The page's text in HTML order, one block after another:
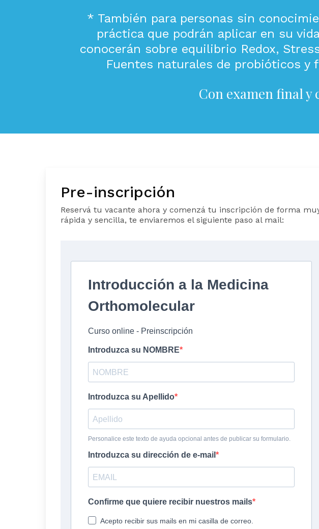
* También para personas sin
práctica que podrán aplicar en su
conocerán sobre equilibrio Redox,
Fuentes naturales de probióticos y
Con examen final y
Pre-inscripción
Reservá tu vacante ahora y comenzá tu inscripción de forma
rápida y sencilla, te enviaremos el siguiente paso al mail: